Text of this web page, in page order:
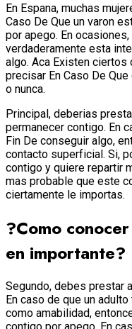
En Espana, muchas
Caso De Que un varon
por apego. En
verdaderamente esta
algo. Aca Existen ciertos
precisar En Caso De
o nunca.
Principal, deberias
permanecer contigo. En
Fin De conseguir algo,
contacto superficial. Si,
contigo y quiere repartir
mas probable que este
ciertamente le importas.
?Como
en importante?
Segundo, debes prestar
En caso de que un
como amabilidad,
contigo por apego. En